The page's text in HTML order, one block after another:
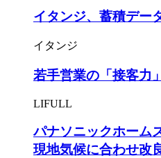
イタンジ、蓄積デー
イタンジ
若手営業の「接客力
LIFULL
パナソニックホーム
現地気候に合わせ改